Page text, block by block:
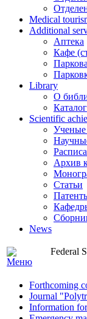
Medical
Additional
Аптека
Кафе
Library
О
Каталог
Scientific
Ученые
Архив
Статьи
News
Federal
Forthcoming
Journal
Information